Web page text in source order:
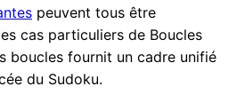
peuvent tous être
cas particuliers de Boucles
boucles fournit un cadre unifié
du Sudoku.